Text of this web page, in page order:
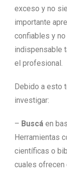
exceso y no
importante
confiables y
indispensable
el profesional.
Debido a esto
investigar:
– Buscá en
Herramientas
científicas o
cuales ofrecen